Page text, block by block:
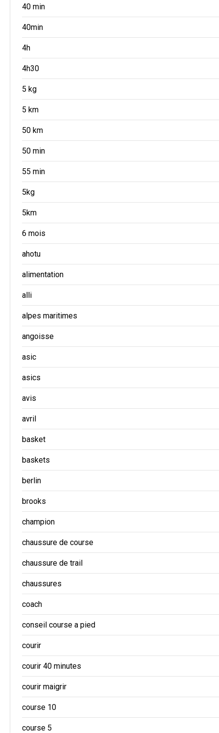
40 min
40min
4h
4h30
5 kg
5 km
50 km
50 min
55 min
5kg
5km
6 mois
ahotu
alimentation
alli
alpes maritimes
angoisse
asic
asics
avis
avril
basket
baskets
berlin
brooks
champion
chaussure de course
chaussure de trail
chaussures
coach
conseil course a pied
courir
courir 40 minutes
courir maigrir
course 10
course 5